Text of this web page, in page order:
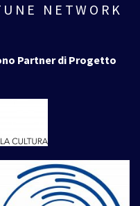
NETWORK
Partner di Progetto